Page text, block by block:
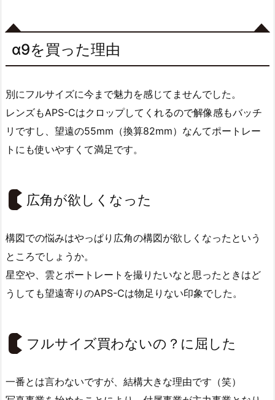
α9を買った理由
別にフルサイズに今まで魅力を感じてませんでした。
レンズもAPS-Cはクロップしてくれるので解像感もバッチ
リですし、望遠の55mm（換算82mm）なんてポートレー
トにも使いやすくて満足です。
広角が欲しくなった
構図での悩みはやっぱり広角の構図が欲しくなったという
ところでしょうか。
星空や、雲とポートレートを撮りたいなと思ったときはど
うしても望遠寄りのAPS-Cは物足りない印象でした。
フルサイズ買わないの？に屈した
一番とは言わないですが、結構大きな理由です（笑）